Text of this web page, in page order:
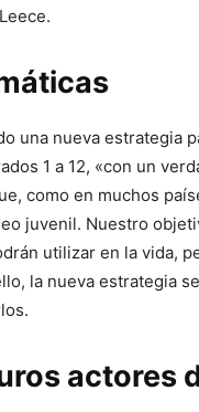
una nueva estrategia
1 a 12, «con un
como en muchos
juvenil. Nuestro
utilizar en la vida,
la nueva estrategia
actores